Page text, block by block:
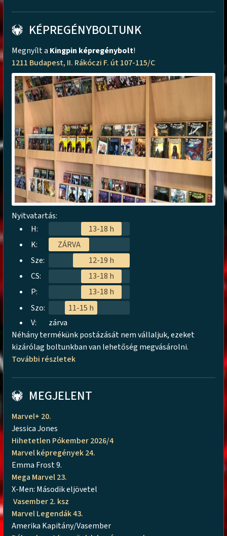
KÉPREGÉNYBOLTUNK
Megnyílt a Kingpin képregénybolt!
1211 Budapest, II. Rákóczi F. út 107-115/C
Nyitvatartás:
H:
13-18 h
K:
ZÁRVA
Sze:
12-19 h
CS:
13-18 h
P:
13-18 h
Szo:
11-15 h
V:
zárva
Néhány termékünk postázását nem vállaljuk, ezeket
kizárólag boltunkban van lehetőség megvásárolni.
További részletek
MEGJELENT
Marvel+ 20.
Jessica Jones
Hihetetlen Pókember 2026/4
Marvel képregények 24.
Emma Frost 9.
Mega Marvel 23.
X-Men: Második eljövetel
Vasember 2. ksz
Marvel Legendák 43.
Amerika Kapitány/Vasember